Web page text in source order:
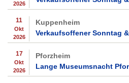
2026
11
Okt
2026
Kuppenheim
Verkaufsoffener Sonntag
17
Okt
2026
Pforzheim
Lange Museumsnacht